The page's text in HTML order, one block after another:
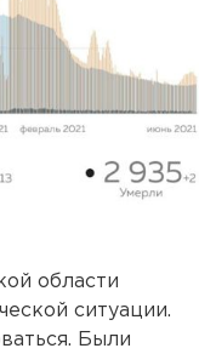
области
ситуации.
Были